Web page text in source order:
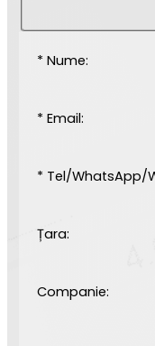
* Nume:
* Email:
* Tel/WhatsApp/
Țara:
Companie: